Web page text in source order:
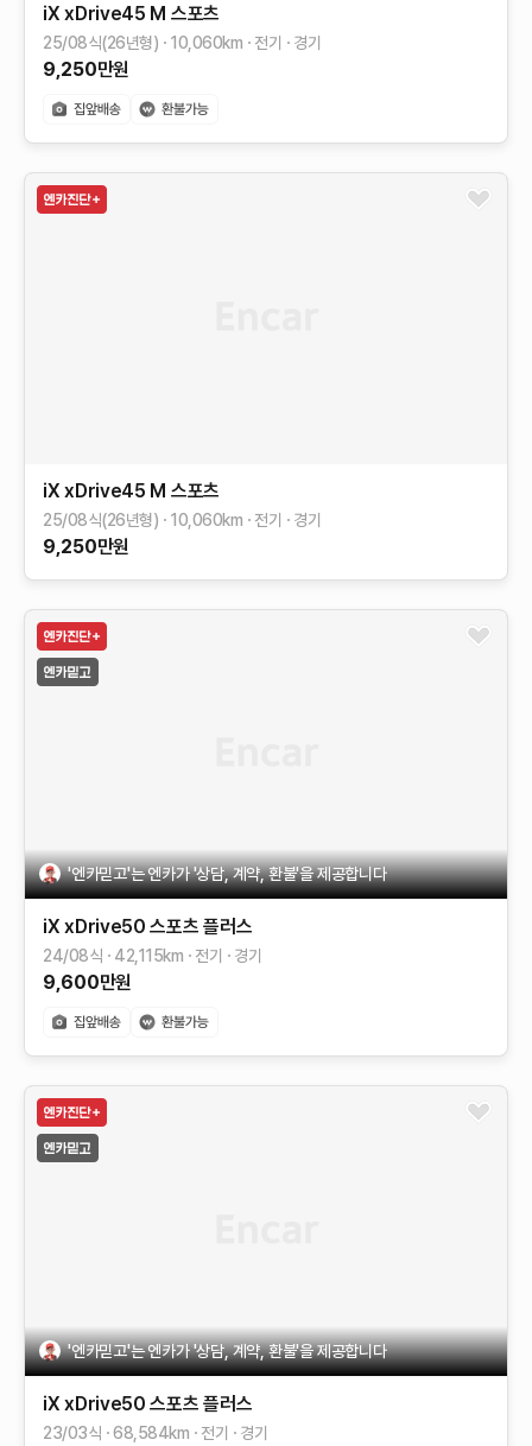
iX xDrive45 M 스포츠
25/08식(26년형) 10,060km 전기 경기
9,250만원
iX xDrive45 M 스포츠
25/08식(26년형) 10,060km 전기 경기
9,250만원
'엔카믿고'는 엔카가 '상담, 계약, 환불'을 제공합니다
iX xDrive50 스포츠 플러스
24/08식 42,115km 전기 경기
9,600만원
'엔카믿고'는 엔카가 '상담, 계약, 환불'을 제공합니다
iX xDrive50 스포츠 플러스
23/03식 68,584km 전기 경기